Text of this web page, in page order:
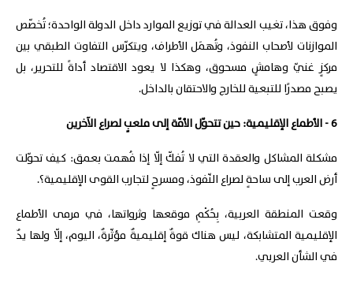
وفوق هذا، تغيب العدالة في توزيع الموارد داخل الدولة الواحدة؛ تُخصّص
الموازنات لأصحاب النفوذ، وتُهمَل الأطراف، ويتكرّس التفاوت الطبقي بين
مركزٍ غنيّ وهامشٍ مسحوق، وهكذا لا يعود الاقتصاد أداةً للتحرير، بل
يصبح مصدرًا للتبعية للخارج والاحتقان بالداخل.
6 - الأطماع الإقليمية: حين تتحوّل الأمّة إلى ملعبٍ لصراع الآخرين
مشكلة المشاكل والعقدة التي لا تُفكّ إلّا إذا فُهمت بعمق: كيف تحوّلت
أرض العرب إلى ساحةٍ لصراع النّفوذ، ومسرحٍ لتجارب القوى الإقليمية؟.
وقعت المنطقة العربية، بِحُكْمِ موقعها وثرواتها، في مرمى الأطماع
الإقليمية المتشابكة، ليس هناك قوةٌ إقليميةٌ مؤثّرةٌ، اليوم، إلّا ولها يدٌ
في الشأن العربي.